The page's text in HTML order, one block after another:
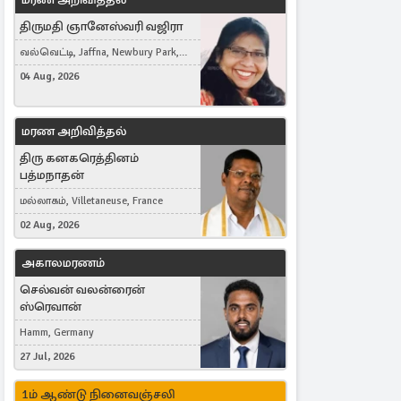
திருமதி ஞானேஸ்வரி வஜிரா
வல்வெட்டி, Jaffna, Newbury Park,
United Kingdom
04 Aug, 2026
மரண அறிவித்தல்
திரு கனகரெத்தினம்
பத்மநாதன்
மல்லாகம், Villetaneuse, France
02 Aug, 2026
அகாலமரணம்
செல்வன் வலன்ரைன்
ஸ்ரெவான்
Hamm, Germany
27 Jul, 2026
1ம் ஆண்டு நினைவஞ்சலி